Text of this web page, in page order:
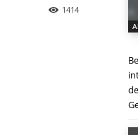
1414